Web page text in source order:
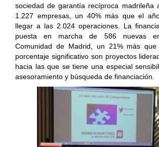
sociedad de garantía recíproca madrileña
1.227 empresas, un 40% más que el
llegar a las 2.024 operaciones. La
puesta en marcha de 586 nuevas
Comunidad de Madrid, un 21% más
porcentaje significativo son proyectos
hacia las que se tiene una especial
asesoramiento y búsqueda de financiación.